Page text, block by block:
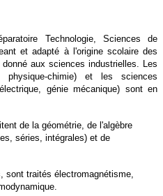
Technologie, Sciences de
et adapté à l'origine scolaire des
aux sciences industrielles. Les
physique-chimie) et les sciences
génie mécanique) sont en
de la géométrie, de l'algèbre
séries, intégrales) et de
sont traités électromagnétisme,